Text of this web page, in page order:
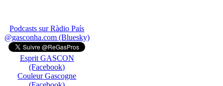
Podcasts sur Ràdio País
@gasconha.com (Bluesky)
Esprit GASCON
(Facebook)
Couleur Gascogne